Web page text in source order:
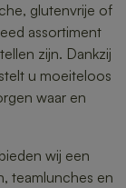
glutenvrije of
assortiment
zijn. Dankzij
u moeiteloos
waar en
wij een
teamlunches en